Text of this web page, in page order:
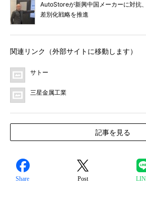
AutoStoreが新興中国メーカーに対抗
差別化戦略を推進
関連リンク（外部サイトに移動します）
サトー
三星金属工業
記事を見る
Share Post